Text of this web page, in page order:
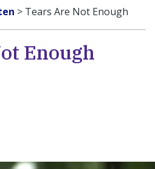
> Tears Are Not Enough
Enough